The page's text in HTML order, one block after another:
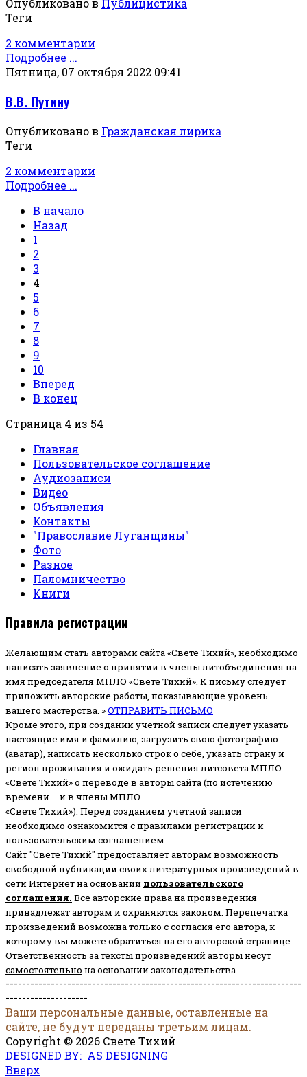
Опубликовано в Публицистика
Теги
2 комментарии
Подробнее ...
Пятница, 07 октября 2022 09:41
В.В. Путину
Опубликовано в Гражданская лирика
Теги
2 комментарии
Подробнее ...
В начало
Назад
1
2
3
4
5
6
7
8
9
10
Вперед
В конец
Страница 4 из 54
Главная
Пользовательское соглашение
Аудиозаписи
Видео
Объявления
Контакты
"Православие Луганщины"
Фото
Разное
Паломничество
Книги
Правила регистрации
Желающим стать авторами сайта «Свете Тихий», необходимо
написать заявление о принятии в члены литобъединения на
имя председателя МПЛО «Свете Тихий». К письму следует
приложить авторские работы, показывающие уровень
вашего мастерства. »ОТПРАВИТЬ ПИСЬМО
Кроме этого, при создании учетной записи следует указать
настоящие имя и фамилию, загрузить свою фотографию
(аватар), написать несколько строк о себе, указать страну и
регион проживания и ожидать решения литсовета МПЛО
«Свете Тихий» о переводе в авторы сайта (по истечению
времени – и в члены МПЛО
«Свете Тихий»). Перед созданием учётной записи
необходимо ознакомится с правилами регистрации и
пользовательским соглашением.
Сайт "Свете Тихий" предоставляет авторам возможность
свободной публикации своих литературных произведений в
сети Интернет на основании пользовательского
соглашения. Все авторские права на произведения
принадлежат авторам и охраняются законом. Перепечатка
произведений возможна только с согласия его автора, к
которому вы можете обратиться на его авторской странице.
Ответственность за тексты произведений авторы несут
самостоятельно на основании законодательства.
------------------------------------------------------------------------
--------------------
Ваши персональные данные, оставленные на
сайте, не будут переданы третьим лицам.
Copyright © 2026 Свете Тихий
DESIGNED BY: AS DESIGNING
Вверх